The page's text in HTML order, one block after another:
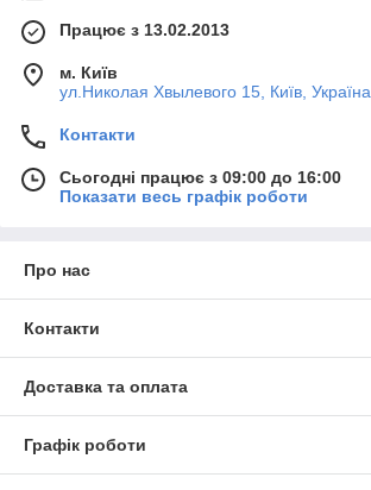
Працює з 13.02.2013
м. Київ
ул.Николая Хвылевого 15, Київ, Україна
Контакти
Сьогодні працює з 09:00 до 16:00
Показати весь графік роботи
Про нас
Контакти
Доставка та оплата
Графік роботи